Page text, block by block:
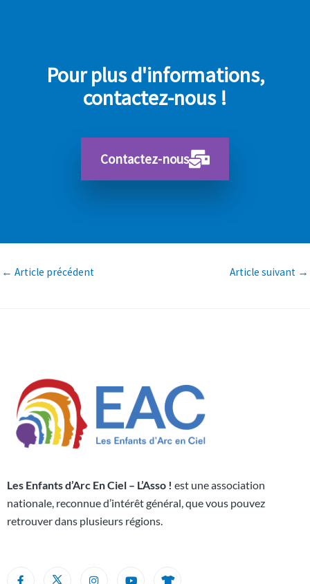
Pour plus d'informations,
contactez-nous !
Contactez-nous
← Article précédent Article suivant →
Les Enfants d’Arc En Ciel – L’Asso ! est une association
nationale, reconnue d’intérêt général, que vous pouvez
retrouver dans plusieurs régions.